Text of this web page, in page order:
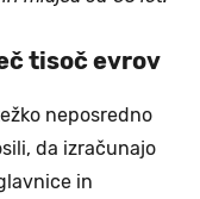
tisoč evrov
neposredno
da izračunajo
in